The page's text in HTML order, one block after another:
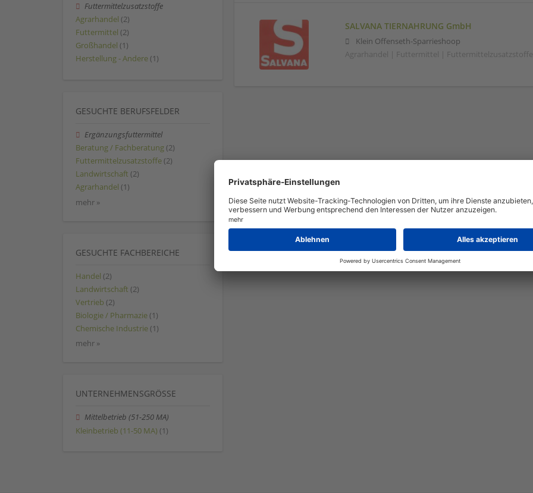
SALVANA TIERNAHRUNG GmbH
Klein Offenseth-Sparrieshoop
Agrarhandel | Futtermittel |
Futtermittelzusatzstoffe
Agrarhandel (2)
Futtermittel (2)
Großhandel (1)
Herstellung - Andere (1)
GESUCHTE BERUFSFELDER
Ergänzungsfuttermittel
Beratung / Fachberatung (2)
Futtermittelzusatzstoffe (2)
Landwirtschaft (2)
Agrarhandel (1)
mehr »
GESUCHTE FACHBEREICHE
Handel (2)
Landwirtschaft (2)
Vertrieb (2)
Biologie / Pharmazie (1)
Chemische Industrie (1)
mehr »
UNTERNEHMENSGRÖSSE
Mittelbetrieb (51-250 MA)
Kleinbetrieb (11-50 MA) (1)